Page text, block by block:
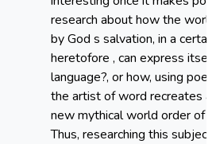
research about how the
by God s salvation, in a
heretofore , can express
language?, or how, using
the artist of word recreates
new mythical world order of
Thus, researching this